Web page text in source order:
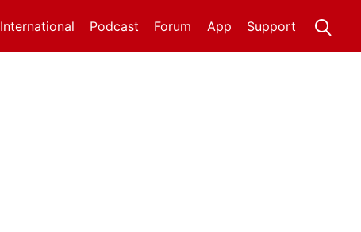
International Support
App
Forum
Podcast